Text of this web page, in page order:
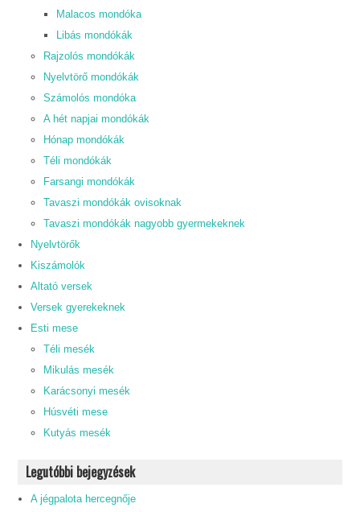
Malacos mondóka
Libás mondókák
Rajzolós mondókák
Nyelvtörő mondókák
Számolós mondóka
A hét napjai mondókák
Hónap mondókák
Téli mondókák
Farsangi mondókák
Tavaszi mondókák ovisoknak
Tavaszi mondókák nagyobb gyermekeknek
Nyelvtörők
Kiszámolók
Altató versek
Versek gyerekeknek
Esti mese
Téli mesék
Mikulás mesék
Karácsonyi mesék
Húsvéti mese
Kutyás mesék
Legutóbbi bejegyzések
A jégpalota hercegnője